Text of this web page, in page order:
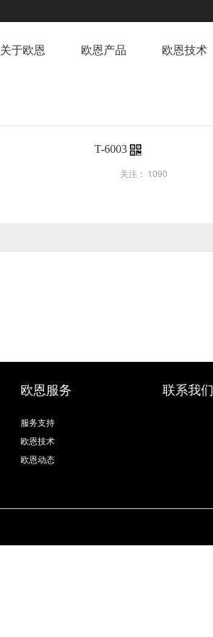
关于欧恩 欧恩产品 欧恩技术
T-6003
关注： 1090
欧恩服务
服务支持
欧恩技术
欧恩动态
联系我们